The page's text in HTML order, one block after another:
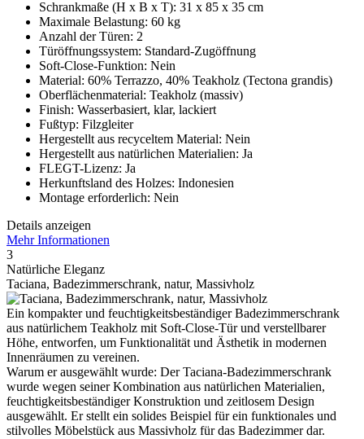
Schrankmaße (H x B x T): 31 x 85 x 35 cm
Maximale Belastung: 60 kg
Anzahl der Türen: 2
Türöffnungssystem: Standard-Zugöffnung
Soft-Close-Funktion: Nein
Material: 60% Terrazzo, 40% Teakholz (Tectona grandis)
Oberflächenmaterial: Teakholz (massiv)
Finish: Wasserbasiert, klar, lackiert
Fußtyp: Filzgleiter
Hergestellt aus recyceltem Material: Nein
Hergestellt aus natürlichen Materialien: Ja
FLEGT-Lizenz: Ja
Herkunftsland des Holzes: Indonesien
Montage erforderlich: Nein
Details anzeigen
Mehr Informationen
3
Natürliche Eleganz
Taciana, Badezimmerschrank, natur, Massivholz
Ein kompakter und feuchtigkeitsbeständiger Badezimmerschrank
aus natürlichem Teakholz mit Soft-Close-Tür und verstellbarer
Höhe, entworfen, um Funktionalität und Ästhetik in modernen
Innenräumen zu vereinen.
Warum er ausgewählt wurde: Der Taciana-Badezimmerschrank
wurde wegen seiner Kombination aus natürlichen Materialien,
feuchtigkeitsbeständiger Konstruktion und zeitlosem Design
ausgewählt. Er stellt ein solides Beispiel für ein funktionales und
stilvolles Möbelstück aus Massivholz für das Badezimmer dar.